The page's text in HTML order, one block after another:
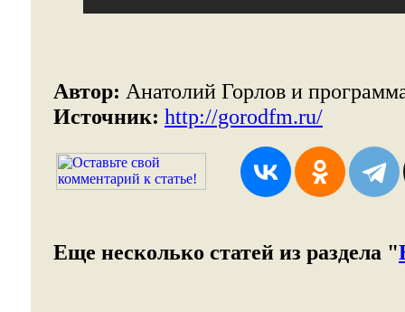
Автор: Анатолий Горлов и
Источник: http://gorodfm.ru/
Еще несколько статей из раздела "